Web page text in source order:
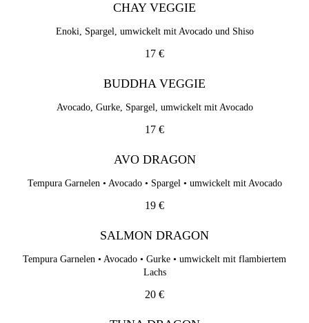
CHAY VEGGIE
Enoki, Spargel, umwickelt mit Avocado und Shiso
17 €
BUDDHA VEGGIE
Avocado, Gurke, Spargel, umwickelt mit Avocado
17 €
AVO DRAGON
Tempura Garnelen • Avocado • Spargel • umwickelt mit Avocado
19 €
SALMON DRAGON
Tempura Garnelen • Avocado • Gurke • umwickelt mit flambiertem
Lachs
20 €